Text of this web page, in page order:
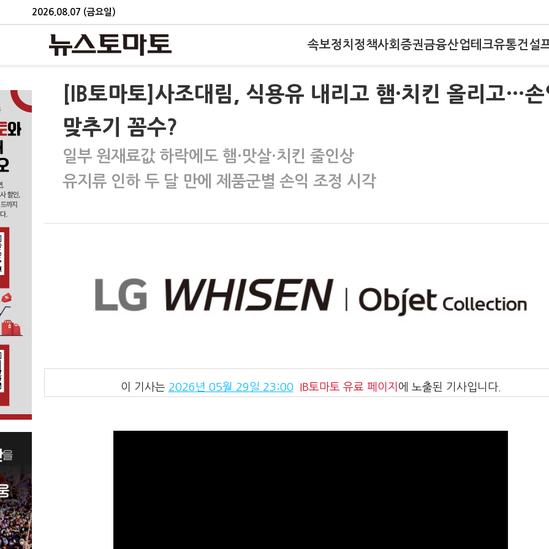
2026.08.07 (금요일)
속보정치 정책사회 증권금융산업테크유통건설
[IB토마토]사조대림, 식용유 내리고 햄·치킨 올리고…손
맞추기 꼼수?
일부 원재료값 하락에도 햄·맛살·치킨 줄인상
유지류 인하 두 달 만에 제품군별 손익 조정 시각
이 기사는 2026년 05월 29일 23:00 IB토마토 유료 페이지 에 노출된 기사입니다.